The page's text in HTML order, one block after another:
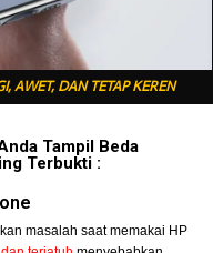
AWET, DAN TETAP KEREN
Tampil Beda
Terbukti :
masalah saat memakai HP